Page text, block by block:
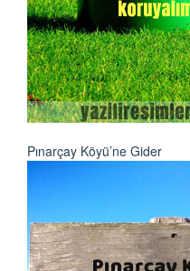
Pınarçay Köyü’ne Gider